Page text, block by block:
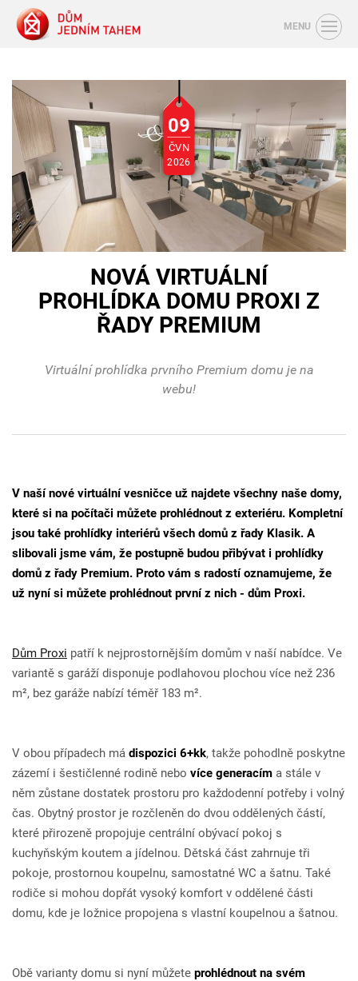
MENU
NOVÁ VIRTUÁLNÍ
PROHLÍDKA DOMU PROXI Z
ŘADY PREMIUM
09
ČVN
2026
Virtuální prohlídka prvního Premium domu je na
webu!
V naší nové virtuální vesničce už najdete všechny naše domy,
které si na počítači můžete prohlédnout z exteriéru. Kompletní
jsou také prohlídky interiérů všech domů z řady Klasik. A
slibovali jsme vám, že postupně budou přibývat i prohlídky
domů z řady Premium. Proto vám s radostí oznamujeme, že
už nyní si můžete prohlédnout první z nich - dům Proxi.
Dům Proxi patří k nejprostornějším domům v naší nabídce. Ve
variantě s garáží disponuje podlahovou plochou více než 236
m², bez garáže nabízí téměř 183 m².
V obou případech má dispozici 6+kk, takže pohodlně poskytne
zázemí i šestičlenné rodině nebo více generacím a stále v
něm zůstane dostatek prostoru pro každodenní potřeby i volný
čas. Obytný prostor je rozčleněn do dvou oddělených částí,
které přirozeně propojuje centrální obývací pokoj s
kuchyňským koutem a jídelnou. Dětská část zahrnuje tři
pokoje, prostornou koupelnu, samostatné WC a šatnu. Také
rodiče si mohou dopřát vysoký komfort v oddělené části
domu, kde je ložnice propojena s vlastní koupelnou a šatnou.
Obě varianty domu si nyní můžete prohlédnout na svém